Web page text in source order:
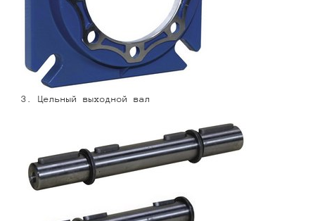
3. Цельный выходной вал